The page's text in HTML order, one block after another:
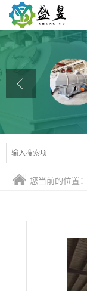
公司首页
公司介绍
公司动态
产品展厅
证书荣誉
联系方式
您当前的位置：